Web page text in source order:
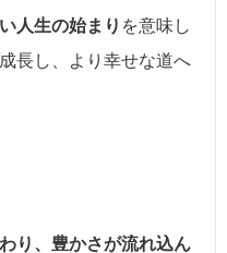
人生の始まり を意味し
長し、より幸せな道へ
り、豊かさが流れ込ん